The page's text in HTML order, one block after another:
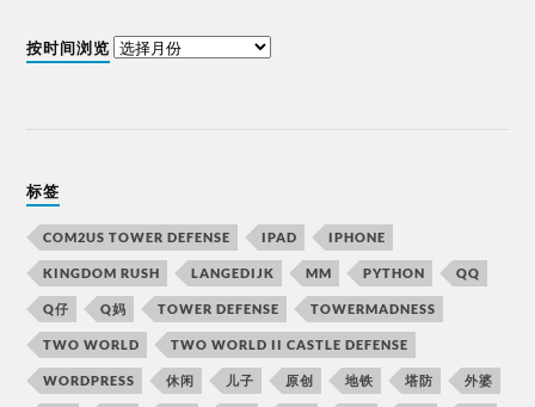
按时间浏览
标签
COM2US TOWER DEFENSE IPAD IPHONE
KINGDOM RUSH LANGEDIJK MM PYTHON QQ
Q仔 Q妈 TOWER DEFENSE TOWERMADNESS
TWO WORLD TWO WORLD II CASTLE DEFENSE
WORDPRESS 休闲 儿子 原创 地铁 塔防 外婆